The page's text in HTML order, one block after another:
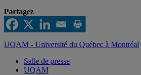
Partagez
UQAM - Université du Québec à Montréal
Salle de presse
UQAM